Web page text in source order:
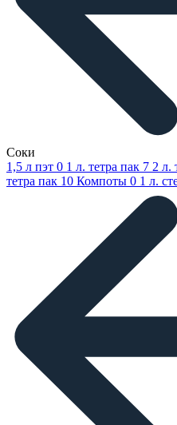
Соки
1,5 л пэт 0 1 л. тетра пак 7 2 л.
тетра пак 10 Компоты 0 1 л.